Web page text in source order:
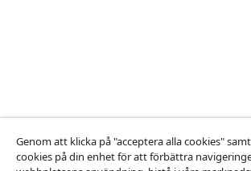
Genom att klicka på "acceptera alla cookies"
cookies på din enhet för att förbättra